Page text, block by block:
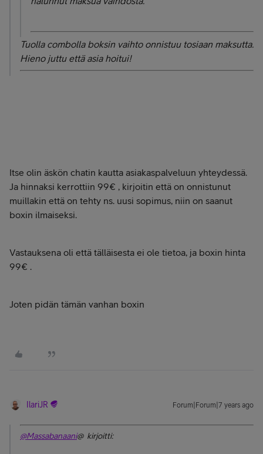
Tuolla combolla boksin vaihto onnistuu tosiaan maksutta.
Hieno juttu että asia hoitui!
Itse olin äskön chatin kautta asiakaspalveluun yhteydessä.
Ja hinnaksi kerrottiin 99€ , kirjoitin että on onnistunut
muillakin että on tehty ns. uusi sopimus, niin on saanut
boxin ilmaiseksi.
Vastauksena oli että tälläisesta ei ole tietoa, ja boxin hinta
99€ .
Joten pidän tämän vanhan boxin
IlariJR Forum|Forum|7 years ago
@Massabanaani@ kirjoitti: